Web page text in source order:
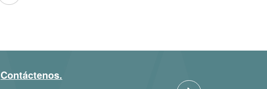
Contáctenos.